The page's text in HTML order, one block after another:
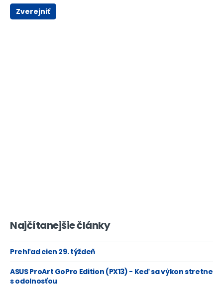
Zverejniť
Najčítanejšie články
Prehľad cien 29. týždeň
ASUS ProArt GoPro Edition (PX13) - Keď sa výkon stretne
s odolnosťou